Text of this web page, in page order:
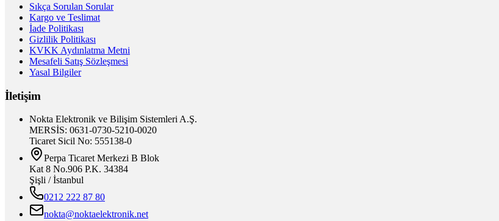
Sıkça Sorulan Sorular
Kargo ve Teslimat
İade Politikası
Gizlilik Politikası
KVKK Aydınlatma Metni
Mesafeli Satış Sözleşmesi
Yasal Bilgiler
İletişim
Nokta Elektronik ve Bilişim Sistemleri A.Ş.
MERSİS: 0631-0730-5210-0020
Ticaret Sicil No: 555138-0
Perpa Ticaret Merkezi B Blok
Kat 8 No.906 P.K. 34384
Şişli / İstanbul
0212 222 87 80
nokta@noktaelektronik.net